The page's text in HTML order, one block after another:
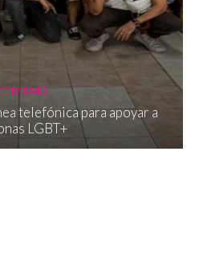
telefónica para apoyar a
LGBT+